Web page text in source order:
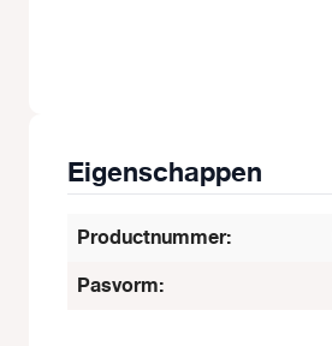
Eigenschappen
Productnummer:
Pasvorm: